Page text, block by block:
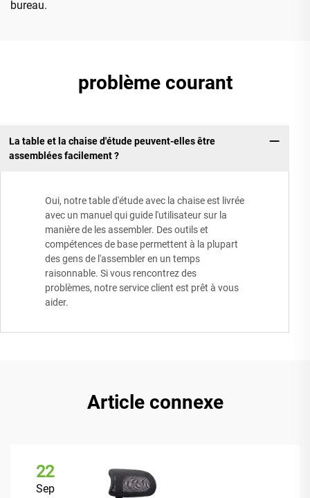
bureau.
problème courant
La table et la chaise d'étude peuvent-elles être
assemblées facilement ?
Oui, notre table d'étude avec la chaise est livrée
avec un manuel qui guide l'utilisateur sur la
manière de les assembler. Des outils et
compétences de base permettent à la plupart
des gens de l'assembler en un temps
raisonnable. Si vous rencontrez des
problèmes, notre service client est prêt à vous
aider.
Article connexe
22
Sep